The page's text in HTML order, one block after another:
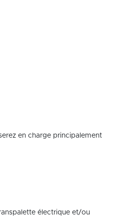
en charge principalement
électrique et/ou